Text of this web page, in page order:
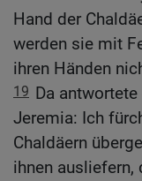
Hand der
werden sie mit
ihren Händen
19 Da
Jeremia: Ich
Chaldäern
ihnen